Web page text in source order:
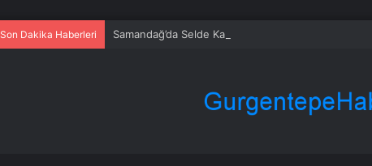
Son Dakika Haberleri Samandağ’da Selde Kaybolan Genç Bulundu